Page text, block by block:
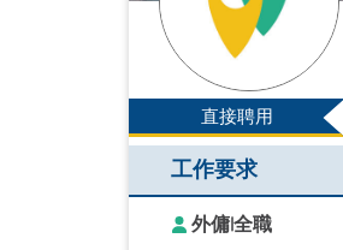
直接聘用
工作要求
外傭|全職